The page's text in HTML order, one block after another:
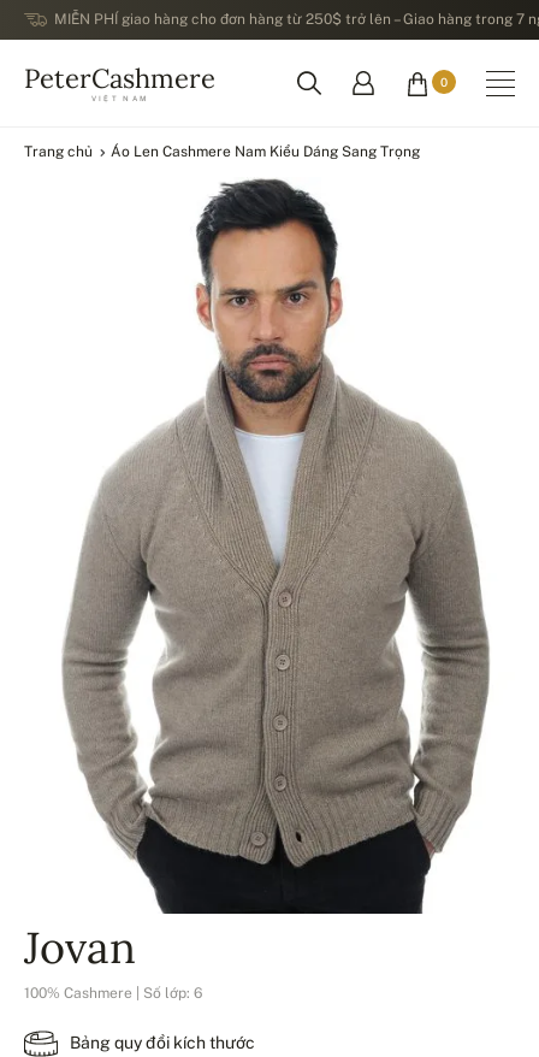
MIỄN PHÍ giao hàng cho đơn hàng từ 250$ trở lên – Giao hàng trong 7
PeterCashmere
VIỆT NAM
0
Trang chủ Áo Len Cashmere Nam Kiểu Dáng Sang Trọng
Jovan
100% Cashmere | Số lớp: 6
Bảng quy đổi kích thước